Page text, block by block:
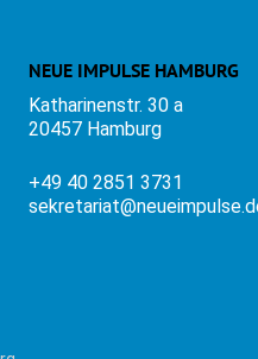
NEUE IMPULSE HAMBURG
Katharinenstr. 30 a
20457 Hamburg
+49 40 2851 3731